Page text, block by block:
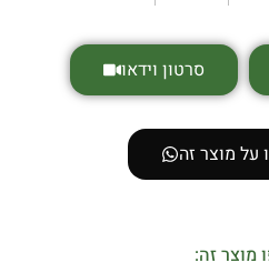
(מ"מ)
רוחב 302 x עומק 540 x גובה 345
(ק"ג) 12
סרטון וידאו
על מוצר זה
מוצר זה: